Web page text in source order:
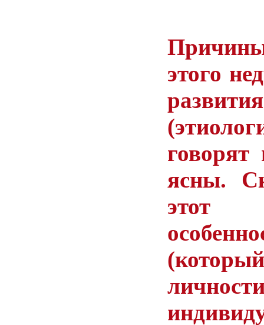
этого
развития
(
говорят
ясны.
этот
(который